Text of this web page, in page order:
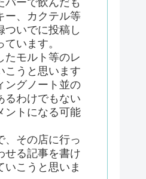
ー、カクテル等
ついでに投稿し
います。
たモルト等のレ
こうと思います
ングノート並の
るわけでもない
ントになる可能
、その店に行っ
せる記事を書け
いこうと思いま